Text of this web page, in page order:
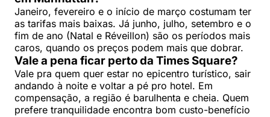
Janeiro, fevereiro e o início de março costumam ter
as tarifas mais baixas. Já junho, julho, setembro e o
fim de ano (Natal e Réveillon) são os períodos mais
caros, quando os preços podem mais que dobrar.
Vale a pena ficar perto da Times Square?
Vale pra quem quer estar no epicentro turístico, sair
andando à noite e voltar a pé pro hotel. Em
compensação, a região é barulhenta e cheia. Quem
prefere tranquilidade encontra bom custo-benefício